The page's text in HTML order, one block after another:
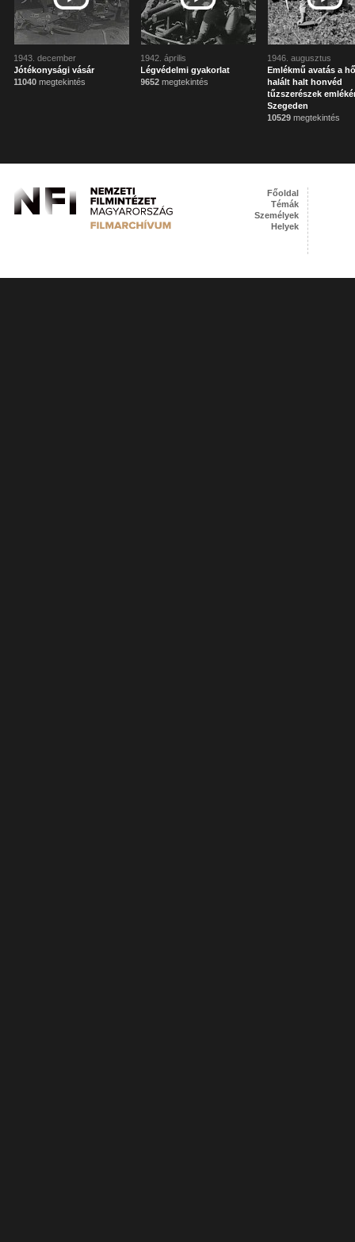
1943. december
Jótékonysági vásár
11040 megtekintés
1942. április
Légvédelmi gyakorlat
9652 megtekintés
1946. augusztus
Emlékmű avatás a
halált halt honvéd
tűzszerészek
Szegeden
10529 megtekintés
Főoldal
Témák
Személyek
Helyek